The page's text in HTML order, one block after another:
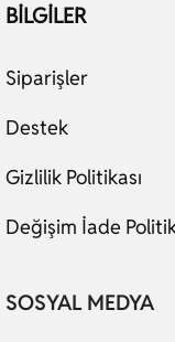
BILGILER
Siparişler
Destek
Gizlilik Politikası
Değişim İade
SOSYAL MEDYA